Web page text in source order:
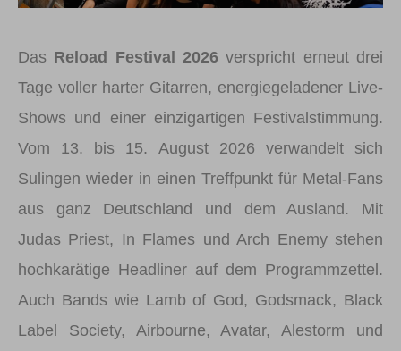
Das Reload Festival 2026 verspricht erneut drei
Tage voller harter Gitarren, energiegeladener Live-
Shows und einer einzigartigen Festivalstimmung.
Vom 13. bis 15. August 2026 verwandelt sich
Sulingen wieder in einen Treffpunkt für Metal-Fans
aus ganz Deutschland und dem Ausland. Mit
Judas Priest, In Flames und Arch Enemy stehen
hochkarätige Headliner auf dem Programmzettel.
Auch Bands wie Lamb of God, Godsmack, Black
Label Society, Airbourne, Avatar, Alestorm und